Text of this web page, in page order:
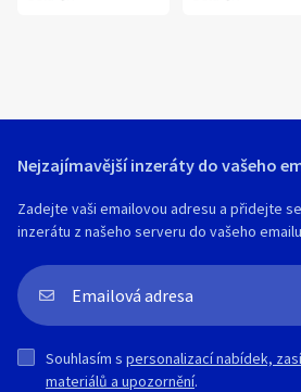
Nejzajímavější inzeráty do vašeho
Zadejte vaši emailovou adresu a přidejte
inzerátu z našeho serveru do vašeho
Souhlasím s personalizací nabídek,
materiálů a upozornění.